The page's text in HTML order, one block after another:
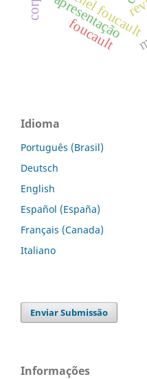
apresentação
foucault
Idioma
Português (Brasil)
Deutsch
English
Español (España)
Français (Canada)
Italiano
Enviar Submissão
Informações